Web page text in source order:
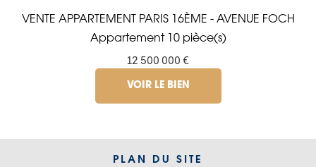
VENTE APPARTEMENT PARIS 16ÈME - AVENUE FOCH
Appartement 10 pièce(s)
12 500 000 €
VOIR LE BIEN
PLAN DU SITE